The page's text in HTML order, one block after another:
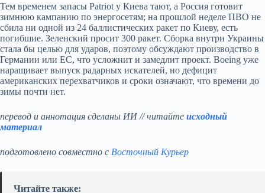
Тем временем запасы Patriot у Киева тают, а Россия готовит
зимнюю кампанию по энергосетям; на прошлой неделе ПВО не
сбила ни одной из 24 баллистических ракет по Киеву, есть
погибшие. Зеленский просит 300 ракет. Сборка внутри Украины
стала бы целью для ударов, поэтому обсуждают производство в
Германии или ЕС, что усложнит и замедлит проект. Boeing уже
наращивает выпуск радарных искателей, но дефицит
американских перехватчиков и сроки означают, что времени до
зимы почти нет.
перевод и аннотация сделаны ИИ // читайте исходный
материал
подготовлено совместно с Восточный Курьер
Читайте также: